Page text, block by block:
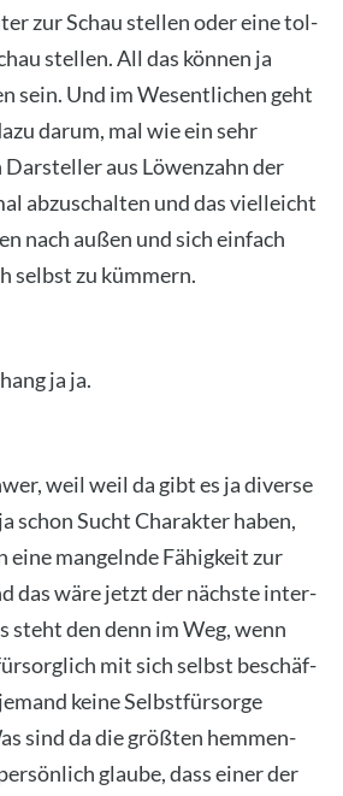
zur Schau stel­len oder eine tol­
stel­len. All das kön­nen ja
sein. Und im Wesent­li­chen geht
dar­um, mal wie ein sehr
Dar­stel­ler aus Löwen­zahn der
abzu­schal­ten und das viel­leicht
nach außen und sich ein­fach
selbst zu küm­mern.
ja ja.
weil weil da gibt es ja diver­se
schon Sucht Cha­rak­ter haben,
eine man­geln­de Fähig­keit zur
das wäre jetzt der nächs­te inter­
steht den denn im Weg, wenn
mit sich selbst beschäf­
kei­ne Selbst­für­sor­ge
sind da die größ­ten hem­men­
glau­be, dass einer der